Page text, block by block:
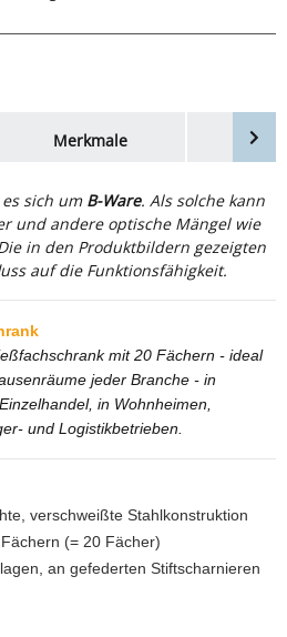
Merkmale
sich um B-Ware. Als solche kann
und andere optische Mängel wie
in den Produktbildern gezeigten
auf die Funktionsfähigkeit.
mit 20 Fächern - ideal
jeder Branche - in
in Wohnheimen,
und Logistikbetrieben.
verschweißte Stahlkonstruktion
(= 20 Fächer)
an gefederten Stiftscharnieren